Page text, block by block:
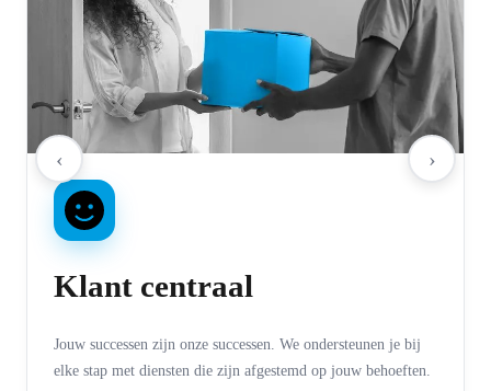
‹ ›
Klant centraal
Jouw successen zijn onze successen. We ondersteunen je bij
elke stap met diensten die zijn afgestemd op jouw behoeften.